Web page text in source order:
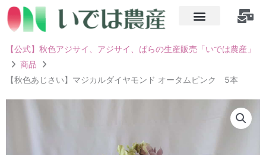
容
【公式】秋色アジサイ、アジサイ、ばらの生産販売「いでは農産」
商品
【秋色あじさい】マジカルダイヤモンド オータムピンク 5本